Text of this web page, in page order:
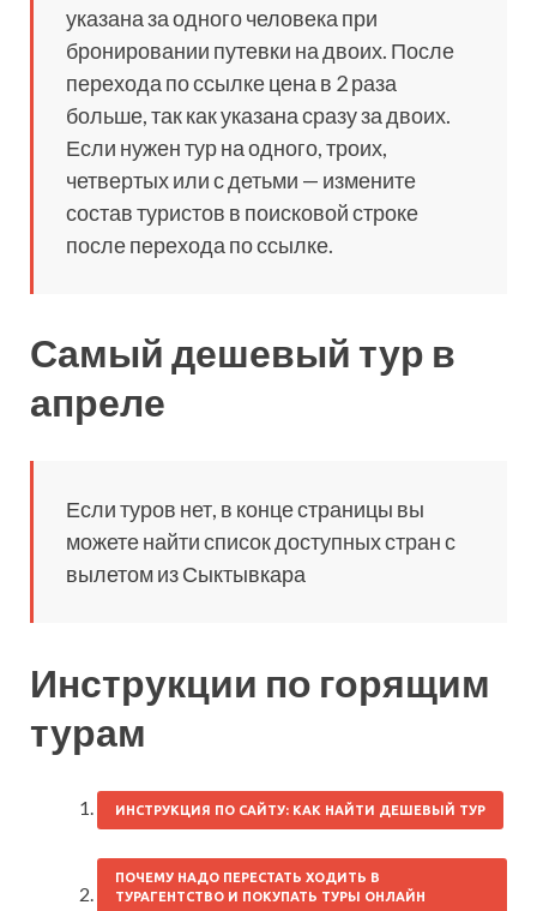
указана за одного человека при
бронировании путевки на двоих. После
перехода по ссылке цена в 2 раза
больше, так как указана сразу за двоих.
Если нужен тур на одного, троих,
четвертых или с детьми — измените
состав туристов в поисковой строке
после перехода по ссылке.
Самый дешевый тур в
апреле
Если туров нет, в конце страницы вы
можете найти список доступных стран с
вылетом из Сыктывкара
Инструкции по горящим
турам
ИНСТРУКЦИЯ ПО САЙТУ: КАК НАЙТИ ДЕШЕВЫЙ ТУР
ПОЧЕМУ НАДО ПЕРЕСТАТЬ ХОДИТЬ В
ТУРАГЕНТСТВО И ПОКУПАТЬ ТУРЫ ОНЛАЙН